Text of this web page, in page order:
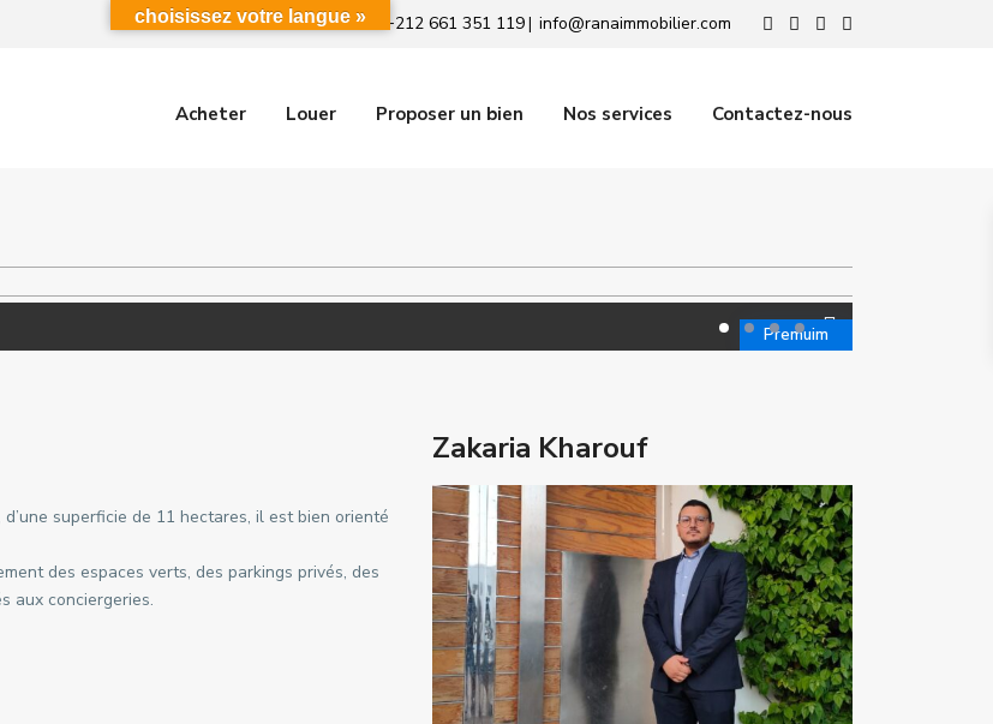
+212 661 351 119| info@ranaimmobilier.com
Acheter Louer Proposer un bien Nos services Contactez-nous
Premuim
superficie de 11 hectares, il est bien orienté
des espaces verts, des parkings privés, des
aux conciergeries.
Zakaria Kharouf
choisissez votre langue »